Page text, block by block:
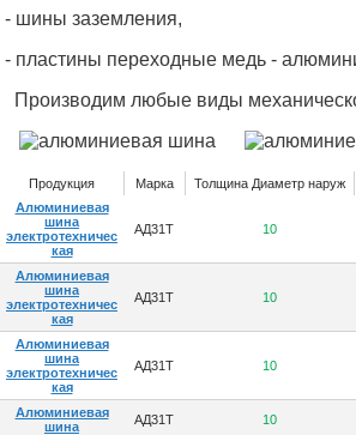
- шины заземления,
- пластины переходные медь -
Производим любые виды
Продукция Марка Толщина Диаметр наруж
Алюминиевая
шина
электротехничес
кая
АД31Т 10
Алюминиевая
шина
электротехничес
кая
АД31Т 10
Алюминиевая
шина
электротехничес
кая
АД31Т 10
Алюминиевая
шина
АД31Т 10